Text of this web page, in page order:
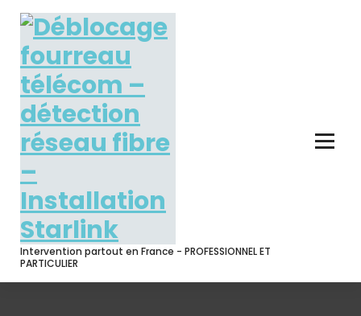
Skip
content
Intervention partout en France - PROFESSIONNEL ET
PARTICULIER